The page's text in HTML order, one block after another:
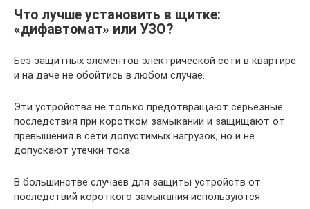
Что лучше установить в щитке:
«дифавтомат» или УЗО?
Без защитных элементов электрической сети в квартире
и на даче не обойтись в любом случае.
Эти устройства не только предотвращают серьезные
последствия при коротком замыкании и защищают от
превышения в сети допустимых нагрузок, но и не
допускают утечки тока.
В большинстве случаев для защиты устройств от
последствий короткого замыкания используются